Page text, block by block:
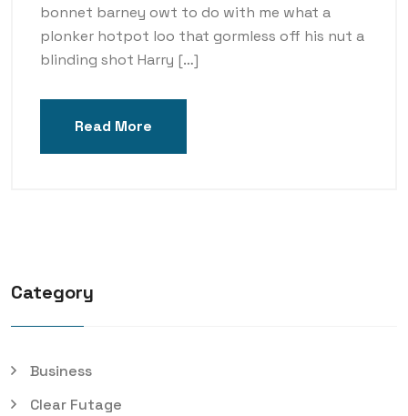
bonnet barney owt to do with me what a
plonker hotpot loo that gormless off his nut a
blinding shot Harry […]
Read More
Category
Business
Clear Futage